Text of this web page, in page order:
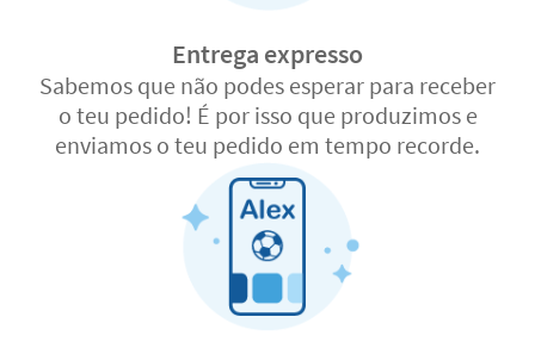
Entrega expresso
Sabemos que não podes esperar para receber
o teu pedido! É por isso que produzimos e
enviamos o teu pedido em tempo recorde.